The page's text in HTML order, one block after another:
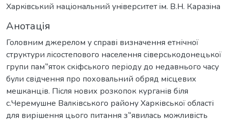
Харкiвський нацiональний унiверситет iм. В.Н. Каразiна
Анотація
Головним джерелом у справі визначення етнічної
структури лісостепового населення сіверськодонецької
групи пам‟яток скіфського періоду до недавнього часу
були свідчення про поховальний обряд місцевих
мешканців. Після нових розкопок курганів біля
с.Черемушне Валківського району Харківської області
для вирішення цього питання з‟явилась можливість